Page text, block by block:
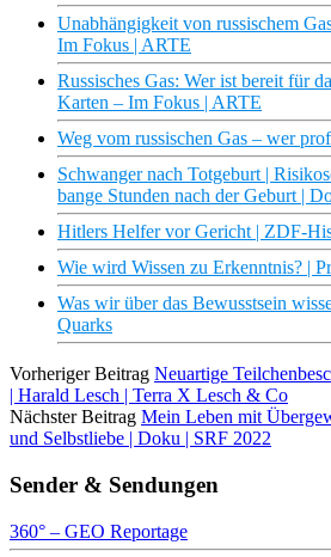
Unabhängigkeit von russischem
Im Fokus | ARTE
Russisches Gas: Wer ist bereit für
Karten – Im Fokus | ARTE
Weg vom russischen Gas – wer
Schwanger nach Totgeburt |
bange Stunden nach der Geburt |
Hitlers Helfer vor Gericht | ZDF-
Wie wird Wissen zu Erkenntnis? |
Was wir über das Bewusstsein
Quarks
Vorheriger Beitrag Neuartige
| Harald Lesch | Terra X Lesch & Co
Nächster Beitrag Mein Leben mit
und Selbstliebe | Doku | SRF 2022
Sender & Sendungen
360° – GEO Reportage